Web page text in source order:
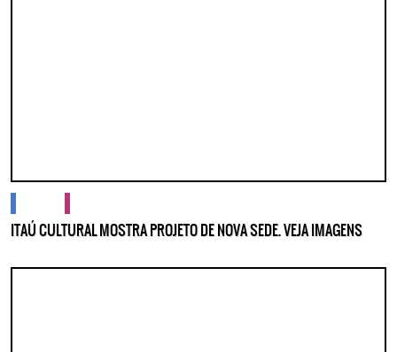
ITAÚ CULTURAL MOSTRA PROJETO DE NOVA SEDE. VEJA IMAGENS